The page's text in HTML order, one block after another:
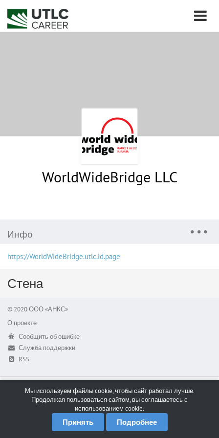
WorldWideBridge LLC
Инфо
https://WorldWideBridge.utlc.id.page
Стена
© 2020 ООО «АНКС»
О проекте
Сообщить об ошибке
Служба поддержки
RSS
Мы используем файлы cookie, чтобы сайт работал лучше.
Продолжая пользоваться сайтом, вы соглашаетесь с
использованием cookie.
Принять Подробнее